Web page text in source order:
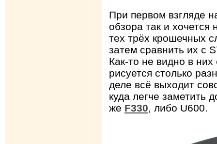
При первом взгляде
обзора так и хочется
тех трёх крошечных
затем сравнить их с
Как-то не видно в
рисуется столько
деле всё выходит
куда легче заметить
же F330, либо U600.